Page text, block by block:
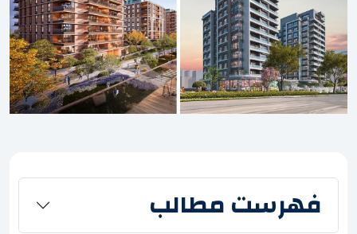
فهرست مطالب